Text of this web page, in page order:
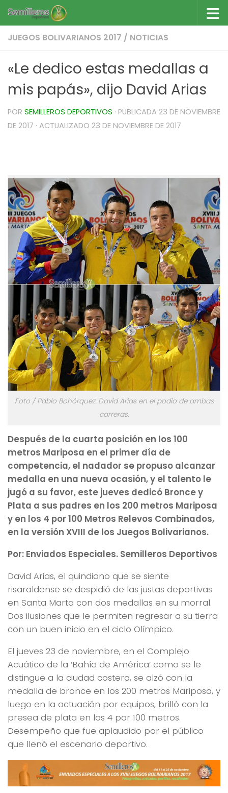
Saltar al contenido
JUEGOS BOLIVARIANOS 2017 / NOTICIAS
«Le dedico estas medallas a
mis papás», dijo David Arias
POR SEMILLEROS DEPORTIVOS · PUBLICADA 23 DE NOVIEMBRE
DE 2017 · ACTUALIZADO 23 DE NOVIEMBRE DE 2017
Foto / Pablo Bohórquez. David Arias en el podio de ambas
carreras.
Después de la cuarta posición en los 100
metros Mariposa en el primer día de
competencia, el nadador se propuso alcanzar
medalla en una nueva ocasión, y el talento le
jugó a su favor, este jueves dedicó Bronce y
Plata a sus padres en los 200 metros Mariposa
y en los 4 por 100 Metros Relevos Combinados,
en la versión XVIII de los Juegos Bolivarianos.
Por: Enviados Especiales. Semilleros Deportivos
David Arias, el quindiano que se siente
risaraldense se despidió de las justas deportivas
en Santa Marta con dos medallas en su morral.
Dos ilusiones que le permiten regresar a su tierra
con un buen inicio en el ciclo Olímpico.
El jueves 23 de noviembre, en el Complejo
Acuático de la ‘Bahía de América’ como se le
distingue a la ciudad costera, se alzó con la
medalla de bronce en los 200 metros Mariposa, y
luego en la actuación por equipos, brilló con la
presea de plata en los 4 por 100 metros.
Desempeño que fue aplaudido por el público
que llenó el escenario deportivo.